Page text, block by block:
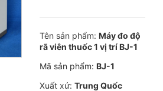
Tên sản phẩm: Máy đo độ
rã viên thuốc 1 vị trí BJ-1
Mã sản phẩm: BJ-1
Xuất xứ: Trung Quốc